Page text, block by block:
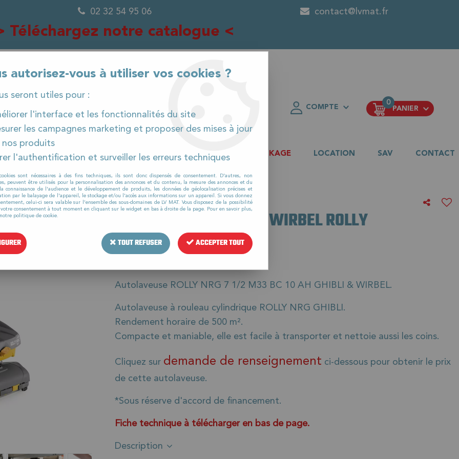
02 32 54 95 06 contact@lvmat.fr
Téléchargez notre catalogue <
COMPTE
0
PANIER
DÉTACHÉES PRODUITS ET CONSOMMABLES DESTOCKAGE LOCATION SAV CONTACT
neuve >Autolaveuse GHIBLI & WIRBEL ROLLY
GHIBLI & WIRBEL
Autolaveuse GHIBLI & WIRBEL ROLLY
Autolaveuse ROLLY NRG 7 1/2 M33 BC 10 AH GHIBLI & WIRBEL.
Autolaveuse à rouleau cylindrique ROLLY NRG GHIBLI.
Rendement horaire de 500 m².
Compacte et maniable, elle est facile à transporter et nettoie aussi les coins.
Cliquez sur demande de renseignement ci-dessous pour obtenir le prix
de cette autolaveuse.
*Sous réserve d'accord de financement.
Fiche technique à télécharger en bas de page.
Description
autorisez-vous à utiliser vos cookies ?
seront utiles pour :
l'interface et les fonctionnalités du site
les campagnes marketing et proposer des mises à jour
nos produits
l'authentification et surveiller les erreurs techniques
sont nécessaires à des fins techniques, ils sont donc dispensés de consentement. D'autres, non
peuvent être utilisés pour la personnalisation des annonces et du contenu, la mesure des annonces et du
connaissance de l'audience et le développement de produits, les données de géolocalisation précises et
par le balayage de l'appareil, le stockage et/ou l'accès aux informations sur un appareil. Si vous donnez
celui-ci sera valable sur l’ensemble des sous-domaines de LV MAT. Vous disposez de la possibilité
consentement à tout moment en cliquant sur le widget en bas à droite de la page. Pour en savoir plus,
politique de cookie.
TOUT REFUSER ACCEPTER TOUT